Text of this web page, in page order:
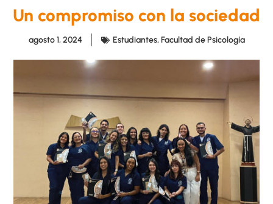
Un compromiso con la sociedad
agosto 1, 2024 Estudiantes,Facultad de Psicología